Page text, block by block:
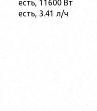
есть, 11600 Вт
есть, 3.41 л/ч